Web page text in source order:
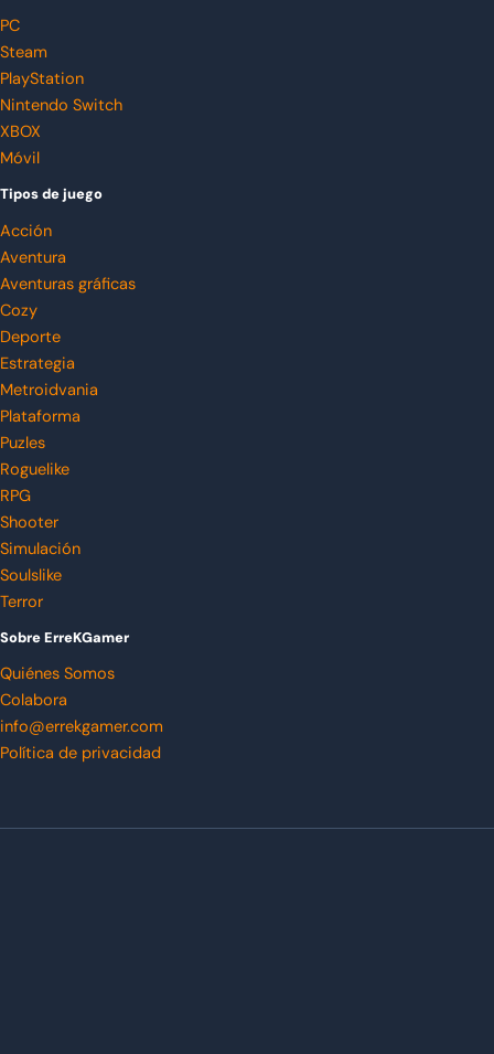
PC
Steam
PlayStation
Nintendo Switch
XBOX
Móvil
Tipos de juego
Acción
Aventura
Aventuras gráficas
Cozy
Deporte
Estrategia
Metroidvania
Plataforma
Puzles
Roguelike
RPG
Shooter
Simulación
Soulslike
Terror
Sobre ErreKGamer
Quiénes Somos
Colabora
info@errekgamer.com
Política de privacidad